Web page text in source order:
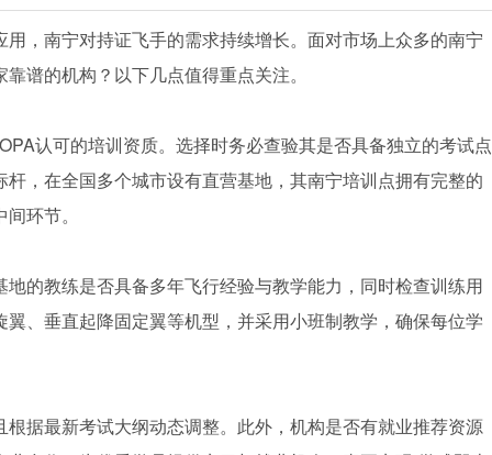
，南宁对持证飞手的需求持续增长。面对市场上众多的南宁
谱的机构？以下几点值得重点关注。
认可的培训资质。选择时务必查验其是否具备独立的考试点
，在全国多个城市设有直营基地，其南宁培训点拥有完整的
环节。
的教练是否具备多年飞行经验与教学能力，同时检查训练用
、垂直起降固定翼等机型，并采用小班制教学，确保每位学
据最新考试大纲动态调整。此外，机构是否有就业推荐资源